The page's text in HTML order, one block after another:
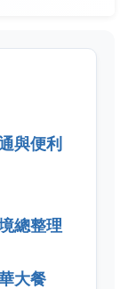
與便利
總整理
大餐